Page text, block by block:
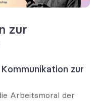
zur
zur
Arbeitsmoral der